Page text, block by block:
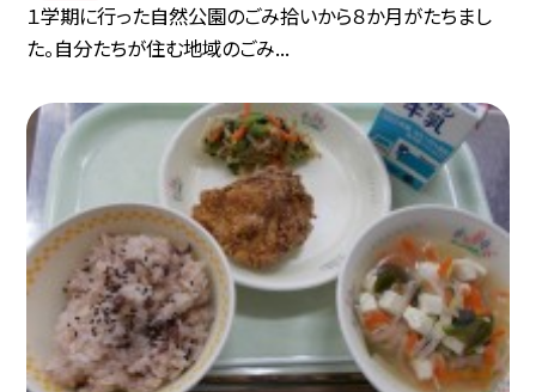
１学期に行った自然公園のごみ拾いから８か月がたちまし
た。自分たちが住む地域のごみ...